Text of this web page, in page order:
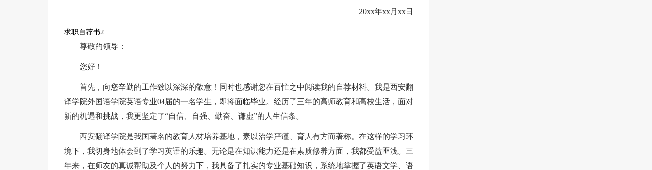
20xx年xx月xx日
求职自荐书2
尊敬的领导：
您好！
首先，向您辛勤的工作致以深深的敬意！同时也感谢您在百忙之中阅读我的自荐材料。我是西安翻
译学院外国语学院英语专业04届的一名学生，即将面临毕业。经历了三年的高师教育和高校生活，面对
新的机遇和挑战，我更坚定了“自信、自强、勤奋、谦虚”的人生信条。
西安翻译学院是我国著名的教育人材培养基地，素以治学严谨、育人有方而著称。在这样的学习环
境下，我切身地体会到了学习英语的乐趣。无论是在知识能力还是在素质修养方面，我都受益匪浅。三
年来，在师友的真诚帮助及个人的努力下，我具备了扎实的专业基础知识，系统地掌握了英语文学、语